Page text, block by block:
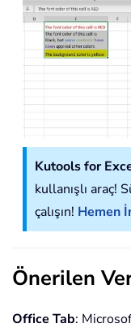
Kutools for
kullanışlı araç!
çalışın! Hemen
Önerilen
Office Tab: